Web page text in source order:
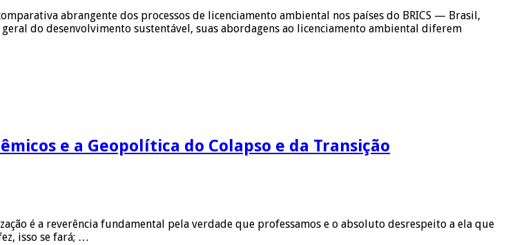
abrangente dos processos de licenciamento ambiental nos países do BRICS — Brasil,
do desenvolvimento sustentável, suas abordagens ao licenciamento ambiental diferem
e a Geopolítica do Colapso e da Transição
é a reverência fundamental pela verdade que professamos e o absoluto desrespeito a ela que
isso se fará; …